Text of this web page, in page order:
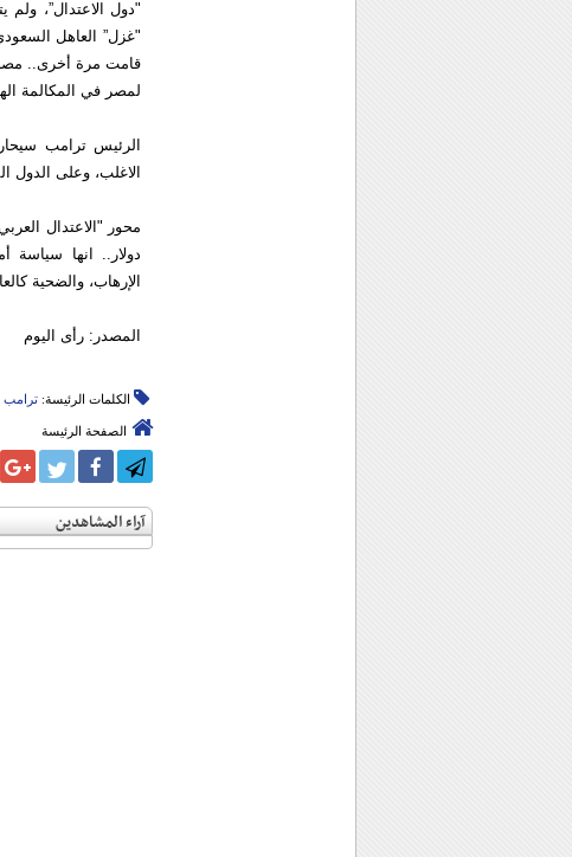
"دول الاعتدال”،
"غزل” العاهل
قامت مرة أخرى.. مصر
لمصر في المكالمة
الرئيس ترامب
الاغلب، وعلى الدول
محور "الاعتدال
دولار.. انها سياسة
الإرهاب، والضحية
المصدر: رأى اليوم
الكلمات الرئيسة: ترامب
الصفحة الرئيسة
آراء المشاهدين